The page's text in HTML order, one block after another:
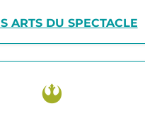
ARTS DU SPECTACLE